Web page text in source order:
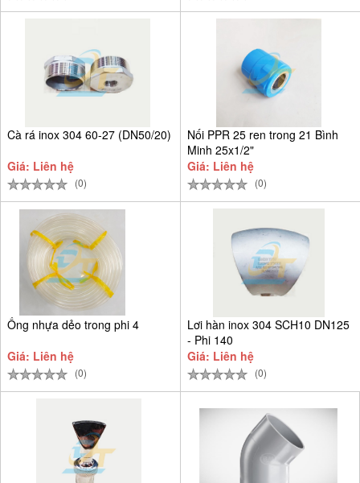
Cà rá inox 304 60-27 (DN50/20)
Giá: Liên hệ
(0)
Nối PPR 25 ren trong 21 Bình
Minh 25x1/2"
Giá: Liên hệ
(0)
Ống nhựa dẻo trong phi 4
Giá: Liên hệ
(0)
Lơi hàn inox 304 SCH10 DN125
- Phi 140
Giá: Liên hệ
(0)